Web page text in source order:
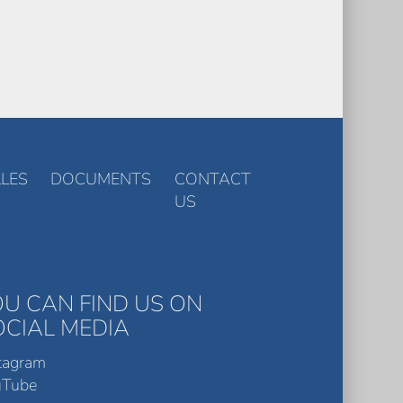
DOCUMENTS
CONTACT
US
CAN FIND US ON
MEDIA